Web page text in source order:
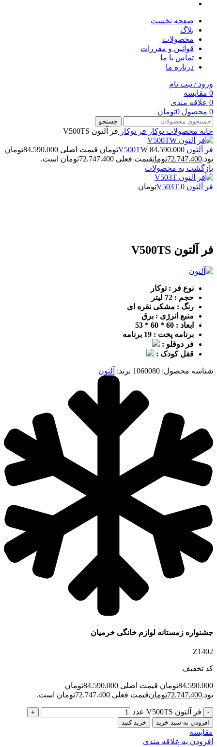
صفحه نخست
بلاگ
محصولات
قوانین و مقررات
تماس با ما
درباره ما
ورود / ثبت نام
0 مقایسه
0 علاقه مندی
0 محصول 0تومان
جستجو
خانه محصولات توکار فر توکار فر آلتون V500TS
فر آلتون V500TW 84.590.000 تومان
قیمت اصلی 84.590.000تومان
بود.72.747.400تومانقیمت فعلی 72.747.400تومان است.
بازگشت به محصولات
فر آلتون V503T 0
تومان
فر آلتون V500TS
نوع فر : توکار
حجم : 72 لیتر
رنگ : مشکی نقره ای
منبع انرژی : برق
ابعاد : 60 * 60 * 53
برنامه پخت : 19 برنامه
فر دوقلو :
قفل کودک :
شناسه محصول: 1060080 برند: آلتون
جشنواره زمستانه لوازم خانگی خرمیان
Z1402
کد تخفیف
84.590.000تومان
قیمت اصلی 84.590.000تومان
بود.72.747.400تومانقیمت فعلی 72.747.400تومان است.
فر آلتون V500TS عدد
افزودن به سبد خرید خرید کنید
مقایسه
افزودن به علاقه مندی